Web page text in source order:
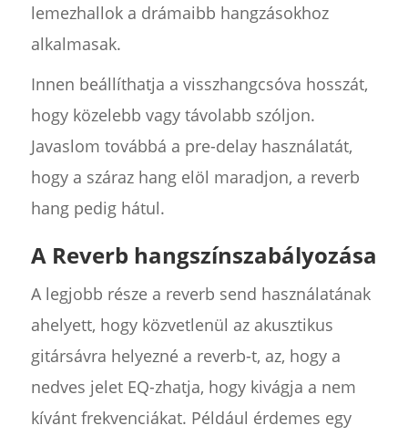
lemezhallok a drámaibb hangzásokhoz
alkalmasak.
Innen beállíthatja a visszhangcsóva hosszát,
hogy közelebb vagy távolabb szóljon.
Javaslom továbbá a pre-delay használatát,
hogy a száraz hang elöl maradjon, a reverb
hang pedig hátul.
A Reverb hangszínszabályozása
A legjobb része a reverb send használatának
ahelyett, hogy közvetlenül az akusztikus
gitársávra helyezné a reverb-t, az, hogy a
nedves jelet EQ-zhatja, hogy kivágja a nem
kívánt frekvenciákat. Például érdemes egy